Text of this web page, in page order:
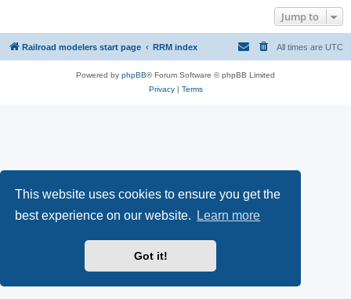
This website uses cookies to ensure you get the
best experience on our website.
Learn more
Got it!
Jump to
Railroad modelers start page RRM index All times are UTC
Powered by phpBB® Forum Software © phpBB Limited
Privacy| Terms